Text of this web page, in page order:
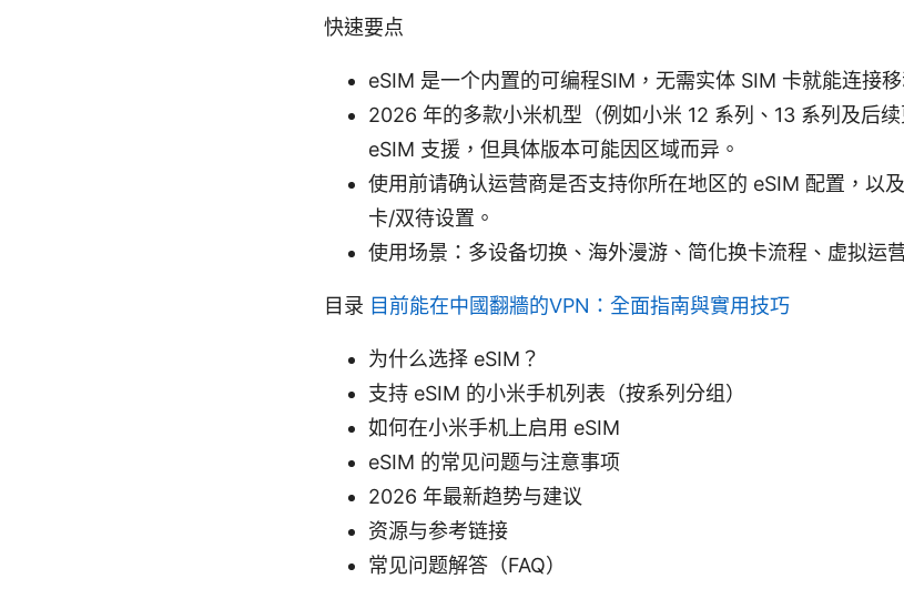
快速要点
eSIM 是一个内置的可编程SIM，无需实体 SIM 卡就能连接移
2026 年的多款小米机型（例如小米 12 系列、13 系列及后
eSIM 支援，但具体版本可能因区域而异。
使用前请确认运营商是否支持你所在地区的 eSIM 配置，以
卡/双待设置。
使用场景：多设备切换、海外漫游、简化换卡流程、虚拟运
目录 目前能在中國翻牆的VPN：全面指南與實用技巧
为什么选择 eSIM？
支持 eSIM 的小米手机列表（按系列分组）
如何在小米手机上启用 eSIM
eSIM 的常见问题与注意事项
2026 年最新趋势与建议
资源与参考链接
常见问题解答（FAQ）